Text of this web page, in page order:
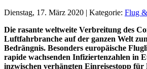
Dienstag, 17. März 2020 | Kategorie: Flug
Die rasante weltweite Verbreitung des
Luftfahrbranche auf der ganzen Welt
Bedrängnis. Besonders europäische
rapide wachsenden Infiziertenzahlen in
inzwischen verhängten Einreisestopp